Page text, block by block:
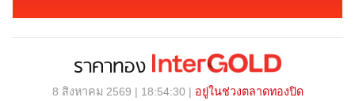
ราคาทอง
8 สิงหาคม 2569 | 18:54:30 | อยู่ในช่วงตลาดทองปิด